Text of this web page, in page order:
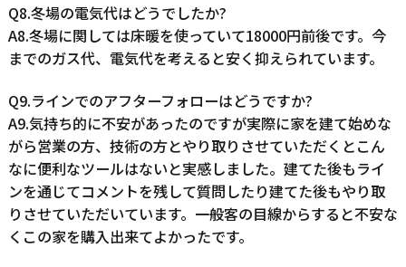
Q8.冬場の電気代はどうでしたか?
A8.冬場に関しては床暖を使っていて18000円前後です。今
までのガス代、電気代を考えると安く抑えられています。
Q9.ラインでのアフターフォローはどうですか?
A9.気持ち的に不安があったのですが実際に家を建て始めな
がら営業の方、技術の方とやり取りさせていただくとこん
なに便利なツールはないと実感しました。建てた後もライ
ンを通じてコメントを残して質問したり建てた後もやり取
りさせていただいています。一般客の目線からすると不安な
くこの家を購入出来てよかったです。